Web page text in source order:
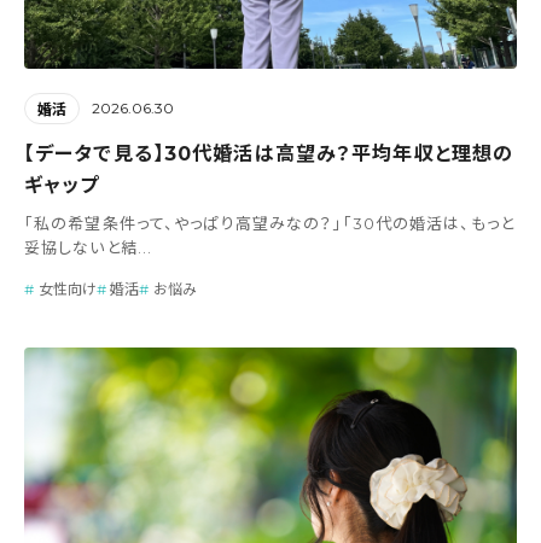
婚活 2026.06.30
【データで見る】30代婚活は高望み？平均年収と理想の
ギャップ
「私の希望条件って、やっぱり高望みなの？」「30代の婚活は、もっと
妥協しないと結...
女性向け 婚活 お悩み